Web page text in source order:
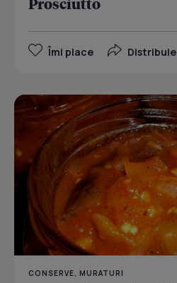
Îmi place Distribuie
CONSERVE, MURATURI